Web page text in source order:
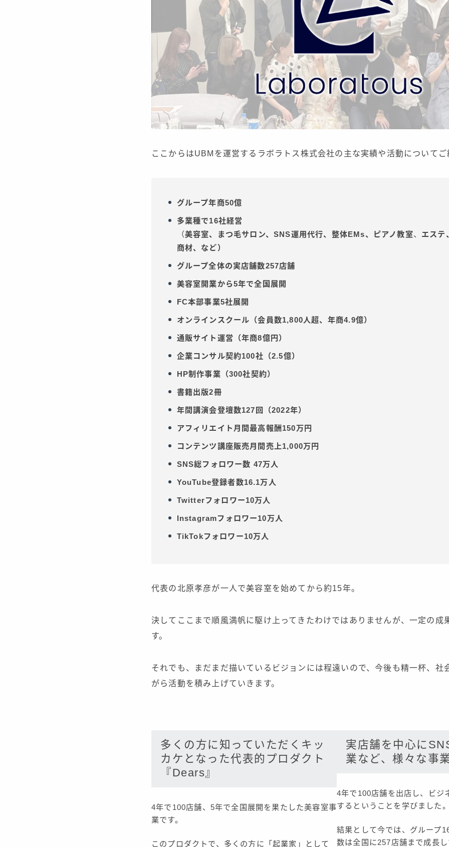
ここからはUBMを運営するラボラトス株式会社の主な実績や活動についてご
グループ年商50億
多業種で16社経営
（美容室、まつ毛サロン、SNS運用代行、整体EMs、ピアノ教室、 エステ
商材、など）
グループ全体の実店舗数257店舗
美容室開業から5年で全国展開
FC本部事業5社展開
オンラインスクール（会員数1,800人超、年商4.9億）
通販サイト運営（年商8億円）
企業コンサル契約100社（2.5億）
HP制作事業（300社契約）
書籍出版2冊
年間講演会登壇数127回（2022年）
アフィリエイト月間最高報酬150万円
コンテンツ講座販売月間売上1,000万円
SNS総フォロワー数 47万人
YouTube登録者数16.1万人
Twitterフォロワー10万人
Instagramフォロワー10万人
TikTokフォロワー10万人
代表の北原孝彦が一人で美容室を始めてから約15年。
決してここまで順風満帆に駆け上ってきたわけではありませんが、一定の成
す。
それでも、まだまだ描いているビジョンには程遠いので、今後も精一杯、社
がら活動を積み上げていきます。
多くの方に知っていただくキッ
カケとなった代表的プロダクト
『Dears』
4年で100店舗、5年で全国展開を果たした美容室事
業です。
このプロダクトで、多くの方に「起業家」として
実店舗を中心に
業など、様々な事
4年で100店舗を出店し、ビジ
するということを学びました
結果として今では、グループ
数は全国に257店舗まで成長